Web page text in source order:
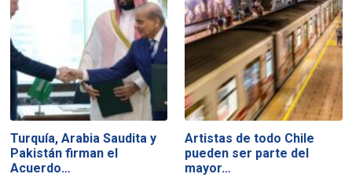
Turquía, Arabia Saudita y
Pakistán firman el
Acuerdo…
Artistas de todo Chile
pueden ser parte del
mayor…